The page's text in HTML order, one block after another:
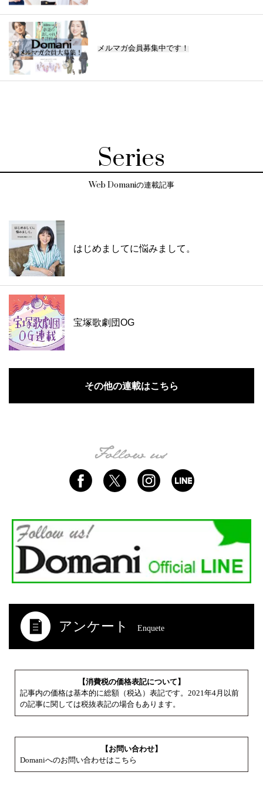
メルマガ会員募集中です！
Series
Web Domaniの連載記事
はじめましてに悩みまして。
宝塚歌劇団OG
その他の連載はこちら
アンケート Enquete
【消費税の価格表記について】
記事内の価格は基本的に総額（税込）表記です。2021年4月以前
の記事に関しては税抜表記の場合もあります。
【お問い合わせ】
Domaniへのお問い合わせはこちら